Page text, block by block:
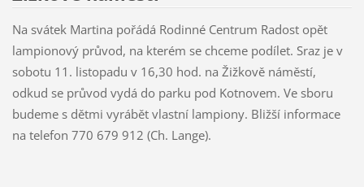
Na svátek Martina pořádá Rodinné Centrum Radost opět
lampionový průvod, na kterém se chceme podílet. Sraz je v
sobotu 11. listopadu v 16,30 hod. na Žižkově náměstí,
odkud se průvod vydá do parku pod Kotnovem. Ve sboru
budeme s dětmi vyrábět vlastní lampiony. Bližší informace
na telefon 770 679 912 (Ch. Lange).